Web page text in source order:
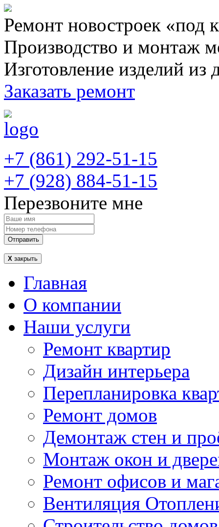
Ремонт новостроек «под
Производство и монтаж
Изготовление изделий из
Заказать ремонт
+7 (861) 292-51-15
+7 (928) 884-51-15
Перезвоните мне
Отправить
Х закрыть
Главная
О компании
Наши услуги
Ремонт квартир
Дизайн интерьера
Перепланировка
Ремонт домов
Демонтаж стен и
Монтаж окон и
Ремонт офисов и
Вентиляция